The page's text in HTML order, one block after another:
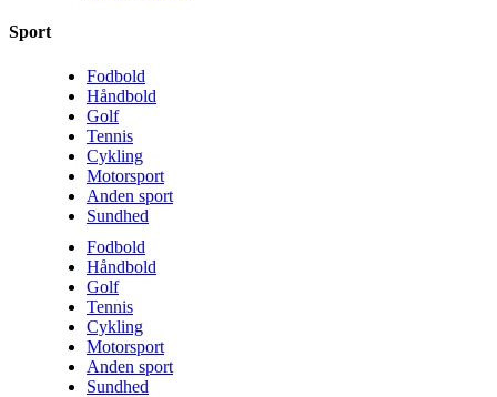
Sport
Fodbold
Håndbold
Golf
Tennis
Cykling
Motorsport
Anden sport
Sundhed
Fodbold
Håndbold
Golf
Tennis
Cykling
Motorsport
Anden sport
Sundhed